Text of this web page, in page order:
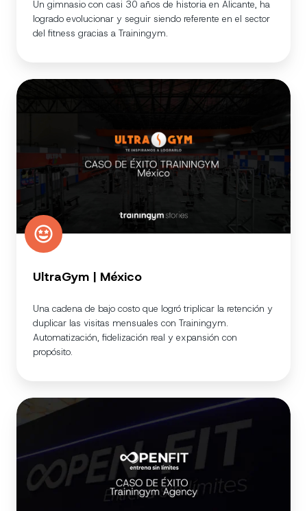
Un gimnasio con casi 30 años de historia en Alicante, ha
logrado evolucionar y seguir siendo referente en el sector
del fitness gracias a Trainingym.
UltraGym
UltraGym | México
Una cadena de bajo costo que logró triplicar la retención y
duplicar las visitas mensuales con Trainingym.
Automatización, fidelización real y expansión con
propósito.
OpenFit